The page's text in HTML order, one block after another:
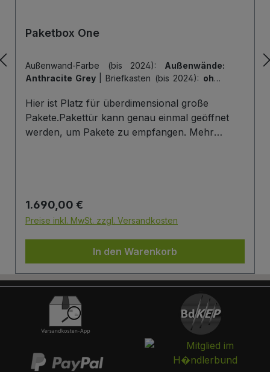
Paketbox One
Außenwand-Farbe (bis 2024): Außenwände:
Anthracite Grey
Briefkasten (bis 2024): ohne
Hintertür | Tiefe der Paketbox (bis 2024):
cm Außenmaß (Standard) | Tür-Farbe (bis
2024):Tür: Anthracite Grey
Hier ist Platz für überdimensional große
Pakete.Pakettür kann genau einmal geöffnet
werden, um Pakete zu empfangen. Mehr
Die Tür wird immer mit einem Halbzylinder
ausgestattet. Das heißt, Sie können den selben
Ihrer Haustüre haben und die Paketbox mit
dem selben Schlüssel öffnen.
Briefkasten:Optional kann ein Briefkasten
integriert werden. Die Post landet in einem
separaten und absperrbaren Auffangkorb.
Hintertür:Auf der Rückseite können Sie eine
Hintertür integrieren. Die Farbe der Hintertür ist
immer die gleiche Farbe, wie die Türfarbe
vorne. Außenmaterial: 8mm HPL(High
Regulärer Preis:
1.690,00 €
Preise inkl. MwSt. zzgl. Versandkosten
In den Warenkorb